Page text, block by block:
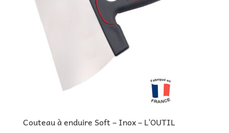
Couteau à enduire Soft – Inox – L’OUTIL